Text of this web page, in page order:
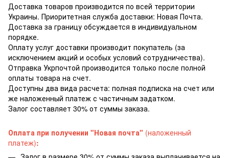
Доставка товаров производится по всей территории
Украины. Приоритетная служба доставки: Новая Почта.
Доставка за границу обсуждается в индивидуальном
порядке.
Оплату услуг доставки производит покупатель (за
исключением акций и особых условий сотрудничества).
Отправка Укрпочтой производится только после полной
оплаты товара на счет.
Доступны два вида расчета: полная подписка на счет или
же наложенный платеж с частичным задатком.
Залог составляет 30% от суммы заказа.
Оплата при получении "Новая почта" (наложенный
платеж):